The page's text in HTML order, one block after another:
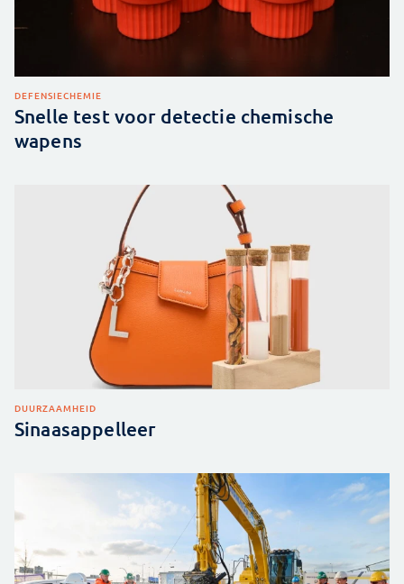
DEFENSIECHEMIE
Snelle test voor detectie chemische
wapens
DUURZAAMHEID
Sinaasappelleer